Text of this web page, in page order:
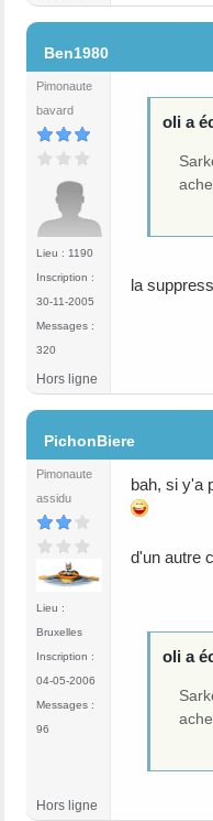
Ben1980
Pimonaute
bavard
Lieu : 1190
Inscription :
30-11-2005
Messages :
320
oli a
la
Hors ligne
PichonBiere
Pimonaute
assidu
Lieu :
Bruxelles
Inscription :
04-05-2006
Messages :
96
bah, si y'a
d'un autre
oli a
Hors ligne